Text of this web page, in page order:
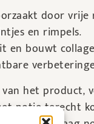
door vrije
en rimpels.
en bouwt
het product,
potje terecht